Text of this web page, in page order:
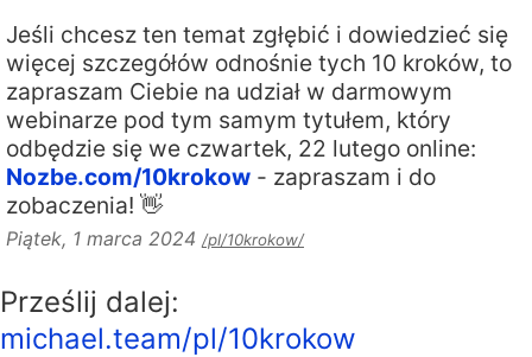
Jeśli chcesz ten temat zgłębić i dowiedzieć się
więcej szczegółów odnośnie tych 10 kroków, to
zapraszam Ciebie na udział w darmowym
webinarze pod tym samym tytułem, który
odbędzie się we czwartek, 22 lutego online:
Nozbe.com/10krokow - zapraszam i do
zobaczenia! 👋
Piątek, 1 marca 2024 /pl/10krokow/
Prześlij dalej:
michael.team/pl/10krokow